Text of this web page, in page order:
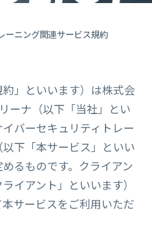
ーニング関連サービス規約
」といいます）は株式会
ーナ（以下「当社」とい
バーセキュリティトレー
下「本サービス」といい
るものです。クライアン
イアント」といいます）
サービスをご利用いただ